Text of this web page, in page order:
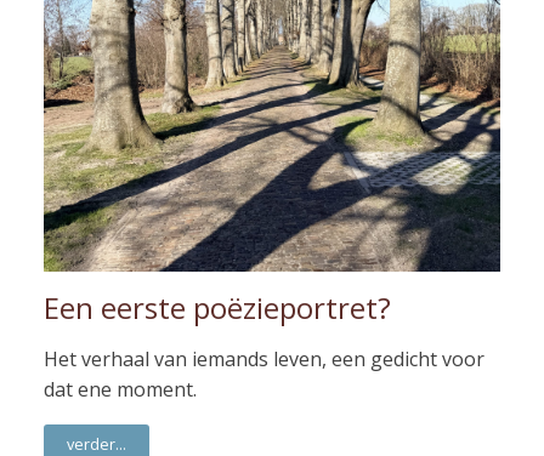
Een eerste poëzieportret?
Het verhaal van iemands leven, een gedicht voor
dat ene moment.
verder...